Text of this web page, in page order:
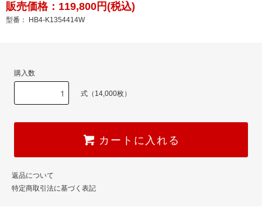
販売価格：119,800円(税込)
型番： HB4-K1354414W
購入数
式（14,000枚）
カートに入れる
返品について
特定商取引法に基づく表記